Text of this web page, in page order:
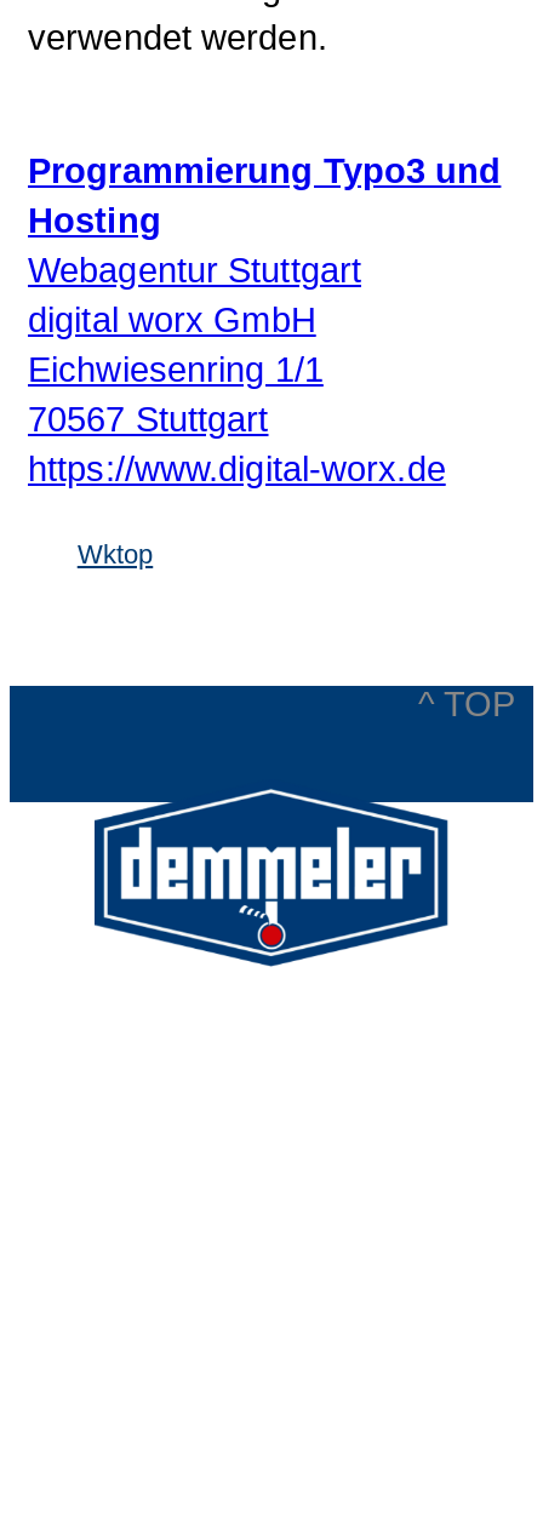
verwendet werden.
Programmierung Typo3 und
Hosting
Webagentur Stuttgart
digital worx GmbH
Eichwiesenring 1/1
70567 Stuttgart
https://www.digital-worx.de
Wktop
^ TOP